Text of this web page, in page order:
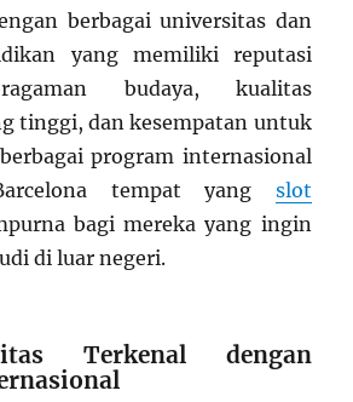
berbagai universitas dan
yang memiliki reputasi
budaya, kualitas
tinggi, dan kesempatan untuk
program internasional
tempat yang slot
bagi mereka yang ingin
di luar negeri.
Terkenal dengan